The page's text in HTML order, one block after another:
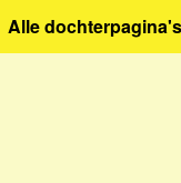
Alle dochterpagina's